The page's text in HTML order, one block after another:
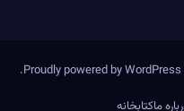
Proudly powered by WordPress
.
ماکتابخانه